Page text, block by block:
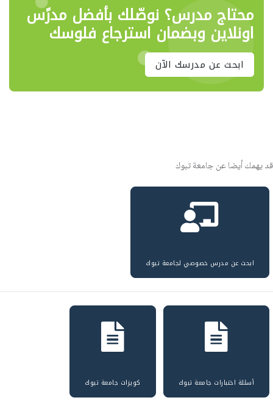
محتاج مدرس؟ نوصّلك بأفضل مدرًس
اونلاين وبضمان استرجاع فلوسك
ابحث عن مدرسك الآن
قد يهمك أيضا عن جامعة تبوك
ابحث عن مدرس خصوصي لجامعة تبوك
أسئلة اختبارات جامعة تبوك كويزات جامعة تبوك